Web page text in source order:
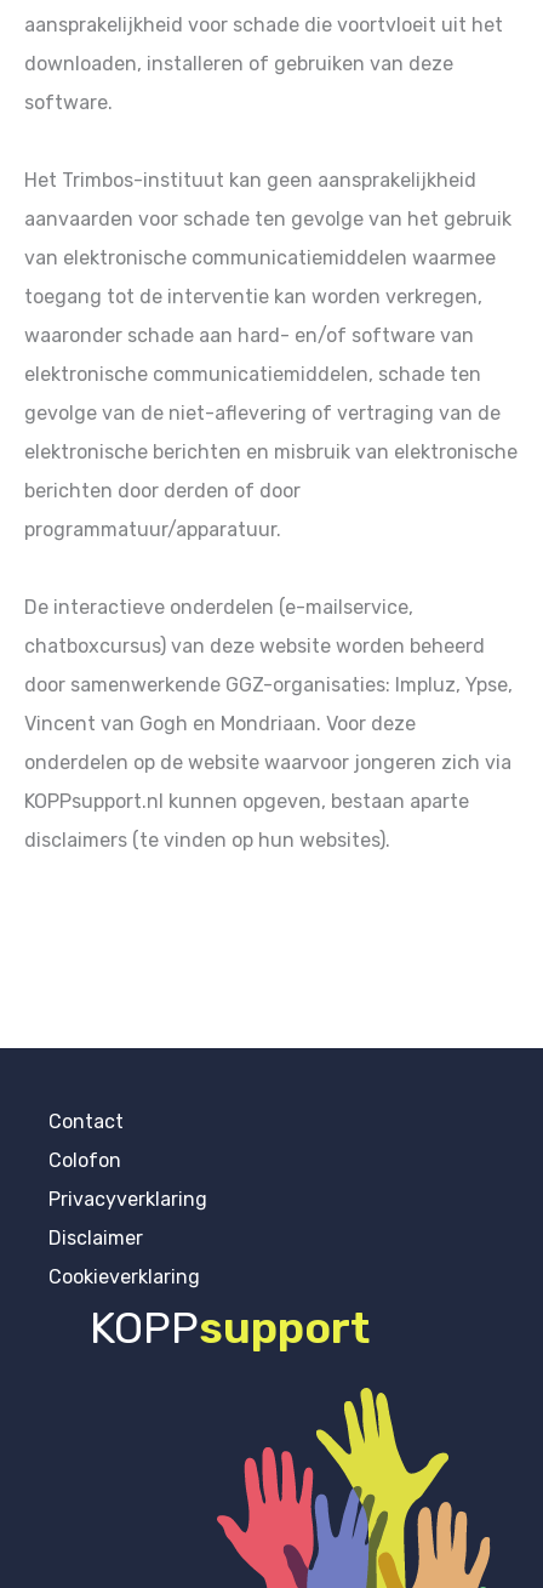
aansprakelijkheid voor schade die voortvloeit uit het
downloaden, installeren of gebruiken van deze
software.
Het Trimbos-instituut kan geen aansprakelijkheid
aanvaarden voor schade ten gevolge van het gebruik
van elektronische communicatiemiddelen waarmee
toegang tot de interventie kan worden verkregen,
waaronder schade aan hard- en/of software van
elektronische communicatiemiddelen, schade ten
gevolge van de niet-aflevering of vertraging van de
elektronische berichten en misbruik van elektronische
berichten door derden of door
programmatuur/apparatuur.
De interactieve onderdelen (e-mailservice,
chatboxcursus) van deze website worden beheerd
door samenwerkende GGZ-organisaties: Impluz, Ypse,
Vincent van Gogh en Mondriaan. Voor deze
onderdelen op de website waarvoor jongeren zich via
KOPPsupport.nl kunnen opgeven, bestaan aparte
disclaimers (te vinden op hun websites).
Contact
Colofon
Privacyverklaring
Disclaimer
Cookieverklaring
KOPPsupport